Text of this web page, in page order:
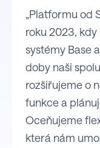
„Platformu od
roku 2023,
systémy Base
doby naši
rozšiřujeme o
funkce a
Oceňujeme
která nám